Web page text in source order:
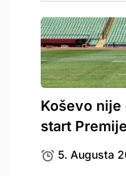
Koševo
start
5. Augusta